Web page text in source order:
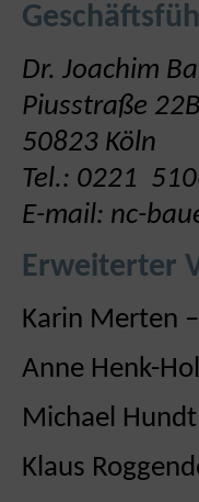
Dr. Joachim
Piusstraße 22B
50823 Köln
Tel.: 0221
E-mail: nc-
Erweiterter
Karin Merten
Anne Henk-
Michael
Klaus